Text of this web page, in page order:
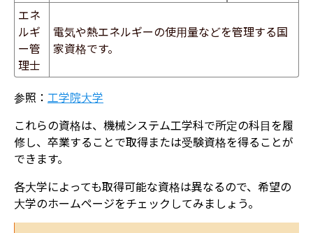
エネ
ルギ
ー管
理士
電気や熱エネルギーの使用量などを管理する国
家資格です。
参照： 工学院大学
これらの資格は、機械システム工学科で所定の科目を履
修し、卒業することで取得または受験資格を得ることが
できます。
各大学によっても取得可能な資格は異なるので、希望の
大学のホームページをチェックしてみましょう。